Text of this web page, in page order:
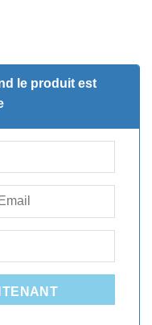
: le produit est